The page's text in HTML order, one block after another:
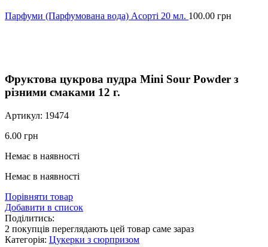
Парфуми (Парфумована вода) Асорті 20 мл. 100.00 грн
Фруктова цукрова пудра Mini Sour Powder з
різними смаками 12 г.
Артикул: 19474
6.00 грн
Немає в наявності
Немає в наявності
Порівняти товар
Добавити в список
Поділитись:
2 покупців переглядають цей товар саме зараз
Категорія: Цукерки з сюрпризом